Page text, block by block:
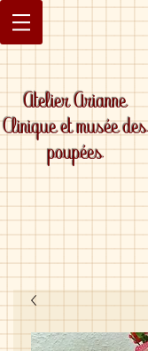
Atelier Arianne
Clinique et musée des
poupées